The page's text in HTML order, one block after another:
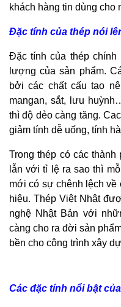
khách hàng tin dùng cho
Đặc tính của thép nói
Đặc tính của thép chính
lượng của sản phẩm.
bởi các chất cấu tạo
mangan, sắt, lưu
thì độ dẻo càng tăng.
giảm tính dễ uống, tính
Trong thép có các thành
lẫn với tỉ lệ ra sao thì
mới có sự chênh lệch
hiệu. Thép Việt Nhật
nghệ Nhật Bản với
càng cho ra đời sản
bền cho công trình xây
Các đặc tính nổi bật